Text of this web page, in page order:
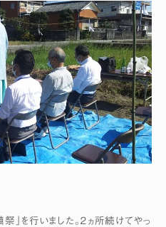
」を行いました。２ヵ所続けてやっ